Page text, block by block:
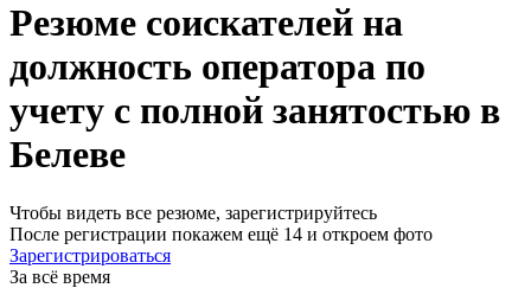
Резюме соискателей на
должность оператора по
учету с полной занятостью в
Белеве
Чтобы видеть все резюме, зарегистрируйтесь
После регистрации покажем ещё 14 и откроем фото
Зарегистрироваться
За всё время